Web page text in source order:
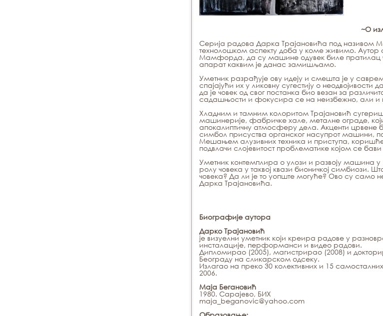
~О
Серија радова Дарка Трајановића под називом
технолошком аспекту доба у коме живимо.
Мамфорда, да су машине одувек биле пратилац
апарат каквим је данас замишљамо.
Уметник разрађује ову идеју и смешта је у
спајајући их у ликовну сугестију о
да је човек од свог постанка био везан за
садашњости и фокусира се на неизбежно, али и
Хладним и тамним колоритом Трајановић
машинерије, фабричке хале, металне ограде, који
апокалиптичну атмосферу дела. Акценти црвене
симбол присуства органског насупрот машини,
Мешањем алузивних техника и приступа,
подвлачи слојевитост проблематике којом се
Уметник контемплира о улози и развоју машина
ролу човека у таквој квази бионичкој
човека? Да ли је то уопште могуће? Ово су само
Дарка Трајановића.
Биографије аутора
Дарко Трајановић
је визуелни уметник који креира радове у
инсталације, перформанси и видео радови.
Дипломирао (2005), магистрирао (2008) и
Београду на сликарском одсеку.
Излагао на преко 30 колективних и 15
2006.
Маја Бегановић
1980. Сарајево, БИХ
maja_beganovic@yahoo.com